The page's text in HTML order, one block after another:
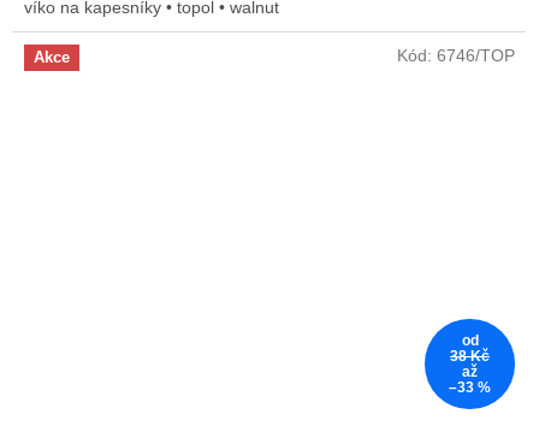
víko na kapesníky • topol • walnut
Akce
od
38 Kč
až
–33 %
Kód: 6746/TOP